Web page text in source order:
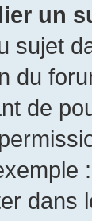
un
sujet
du
de
dans